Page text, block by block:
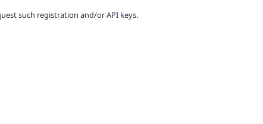
such registration and/or API keys.